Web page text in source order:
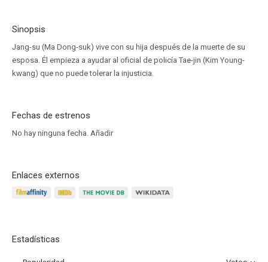
Sinopsis
Jang-su (Ma Dong-suk) vive con su hija después de la muerte de su
esposa. Él empieza a ayudar al oficial de policía Tae-jin (Kim Young-
kwang) que no puede tolerar la injusticia.
Fechas de estrenos
No hay ninguna fecha. Añadir
Enlaces externos
Estadísticas